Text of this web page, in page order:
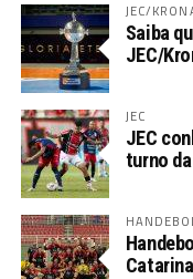
JEC/
Saiba
JEC/
JEC
JEC
turno